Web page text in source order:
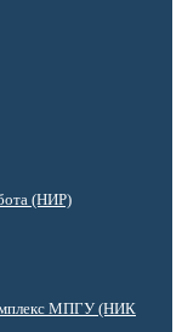
(НИР)
МПГУ (НИК